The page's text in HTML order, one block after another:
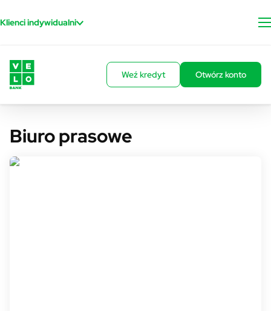
Klienci indywidualni
Weź kredyt Otwórz konto
Biuro prasowe
Rzecznik prasowy